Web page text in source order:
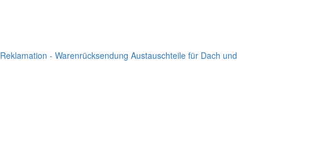
Reklamation - Warenrücksendung Austauschteile für Dach und